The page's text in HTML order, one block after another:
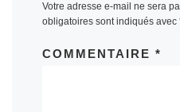
Votre adresse e-mail ne sera
obligatoires sont indiqués avec
COMMENTAIRE *